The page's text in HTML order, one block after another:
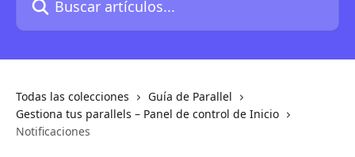
Todas las colecciones
Guía de Parallel
Gestiona tus parallels – Panel de control de Inicio
Notificaciones